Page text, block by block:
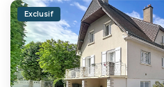
Exclusif